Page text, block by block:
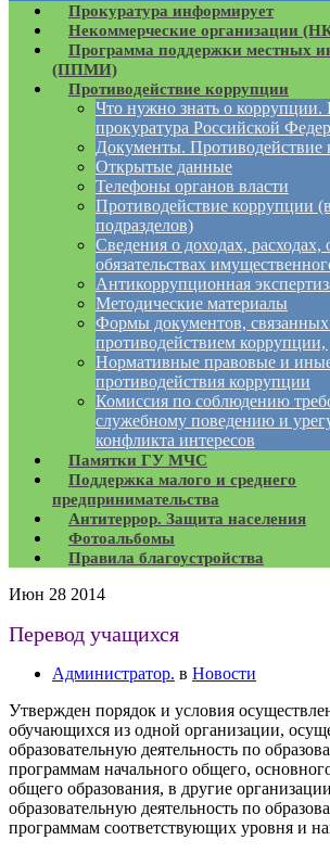
Прокуратура информирует
Некоммерческие организации
Программа поддержки местных
(ППМИ)
Противодействие коррупции
Что нужно знать о коррупции.
прокуратура Российской
Документы. Противодействие
Открытые данные
Телефоны органов власти
Противодействие коррупции
подразделов)
Сведения о доходах,
обязательствах
Антикоррупционная
Методические материалы
Формы документов,
противодействием коррупции,
Нормативные правовые и
противодействия коррупции
Комиссия по соблюдению
служебному поведению и
конфликта интересов
Памятки ГУ МЧС
Поддержка малого и среднего
предпринимательства
Антитеррор. Защита населения
Фотоальбомы
Правила благоустройства
Июн 28 2014
Перевод учащихся
Администратор. в Новости
Утвержден порядок и условия
обучающихся из одной организации,
образовательную деятельность по
программам начального общего,
общего образования, в другие
образовательную деятельность по
программам соответствующих уровня и